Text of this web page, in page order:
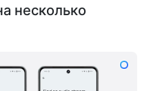
несколько